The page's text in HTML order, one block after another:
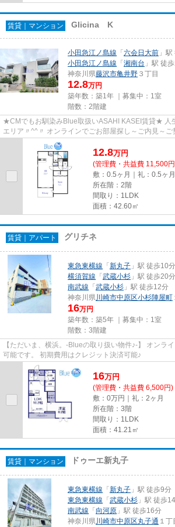
賃貸｜マンション Glicina K
小田急江ノ島線 「 六会日大前 」
小田急江ノ島線 「 湘南台 」駅 徒
神奈川県藤沢市亀井野 ３丁目
12.8万円
築年数：築1年 ｜募集中： 1室
階数：2階建
★CMでもお馴染みBlue取扱いASAHI KASEI賃貸★ 人
エリア〃^^〃 オンラインでごお部屋探し～ご内見～ご
Blueでは初期費用クレジット決済も...
12.8万円
(管理費・共益費 11,500
敷：0.5ヶ月｜礼：0.5ヶ月
所在階：2階
間取り：1LDK
面積：42.60㎡
賃貸｜アパート グリチネ
東急東横線 「 新丸子 」駅 徒歩10分
横須賀線 「 武蔵小杉 」駅 徒歩20分
南武線 「 武蔵小杉 」駅 徒歩12分
神奈川県川崎市中原区小杉陣屋町
16万円
築年数：築5年 ｜募集中： 1室
階数：3階建
【ただいま、横浜。-Blueの取り扱い物件♪-】 オンラ
可能です。 初期費用はクレジット決済可能♪
16万円
(管理費・共益費 6,500円)
敷：0万円｜礼：2ヶ月
所在階：3階
間取り：1LDK
面積：41.21㎡
賃貸｜マンション ドゥーエ新丸子
東急東横線 「 新丸子 」駅 徒歩9分
東急東横線 「 武蔵小杉 」駅 徒歩
南武線 「 向河原 」駅 徒歩16分
神奈川県川崎市中原区丸子通 １丁